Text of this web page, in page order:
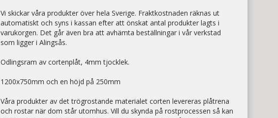
Vi skickar våra produkter över hela Sverige. Fraktkostnaden räknas ut
automatiskt och syns i kassan efter att önskat antal produkter lagts i
varukorgen. Det går även bra att avhämta beställningar i vår verkstad
som ligger i Alingsås.
Odlingsram av cortenplåt, 4mm tjocklek.
1200x750mm och en höjd på 250mm
Våra produkter av det trögrostande materialet corten levereras plåtrena
och rostar när dom står utomhus. Vill du skynda på rostprocessen så kan